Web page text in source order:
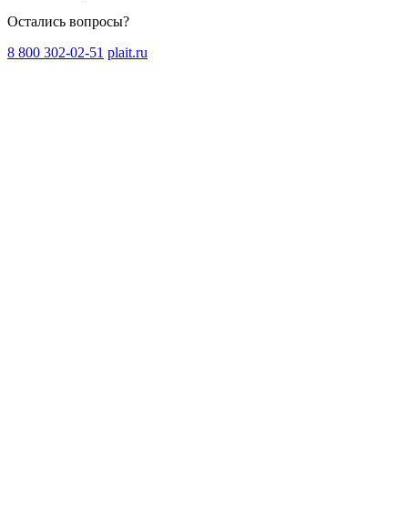
Остались вопросы?
8 800 302-02-51 plait.ru